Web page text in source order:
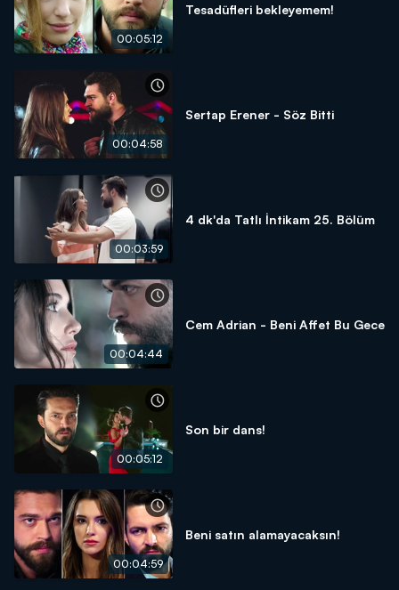
00:05:12
Tesadüfleri bekleyemem!
00:04:58
Sertap Erener - Söz Bitti
00:03:59
4 dk'da Tatlı İntikam 25. Bölüm
00:04:44
Cem Adrian - Beni Affet Bu Gece
00:05:12
Son bir dans!
00:04:59
Beni satın alamayacaksın!